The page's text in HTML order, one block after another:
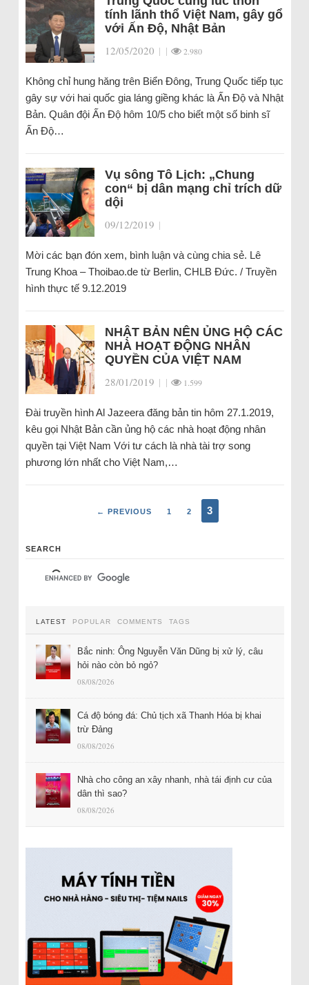
tính lãnh thổ Việt Nam, gây gổ
với Ấn Độ, Nhật Bản
12/05/2020 | | 2.980
Không chỉ hung hăng trên Biển Đông, Trung Quốc tiếp tục
gây sự với hai quốc gia láng giềng khác là Ấn Độ và Nhật
Bản. Quân đội Ấn Độ hôm 10/5 cho biết một số binh sĩ
Ấn Độ…
Vụ sông Tô Lịch: „Chung
con“ bị dân mạng chỉ trích dữ
dội
09/12/2019 |
Mời các bạn đón xem, bình luận và cùng chia sẻ. Lê
Trung Khoa – Thoibao.de từ Berlin, CHLB Đức. / Truyền
hình thực tế 9.12.2019
NHẬT BẢN NÊN ỦNG HỘ CÁC
NHÀ HOẠT ĐỘNG NHÂN
QUYỀN CỦA VIỆT NAM
28/01/2019 | | 1.599
Đài truyền hình Al Jazeera đăng bản tin hôm 27.1.2019,
kêu gọi Nhật Bản cần ủng hộ các nhà hoạt động nhân
quyền tại Việt Nam Với tư cách là nhà tài trợ song
phương lớn nhất cho Việt Nam,…
← PREVIOUS 1 2 3
SEARCH
LATEST POPULAR COMMENTS TAGS
Bắc ninh: Ông Nguyễn Văn Dũng bị xử lý, câu
hỏi nào còn bỏ ngỏ?
08/08/2026
Cá độ bóng đá: Chủ tịch xã Thanh Hóa bị khai
trừ Đảng
08/08/2026
Nhà cho công an xây nhanh, nhà tái định cư của
dân thì sao?
08/08/2026